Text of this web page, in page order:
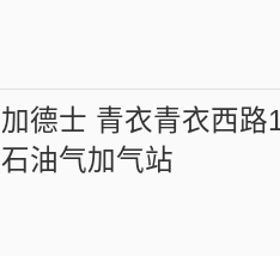
加德士 青衣青衣西路
石油气加气站